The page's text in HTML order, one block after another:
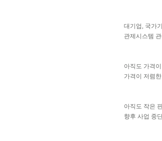
대기업, 국가
관제시스템
아직도 가격
가격이 저렴
아직도 작은
향후 사업 중